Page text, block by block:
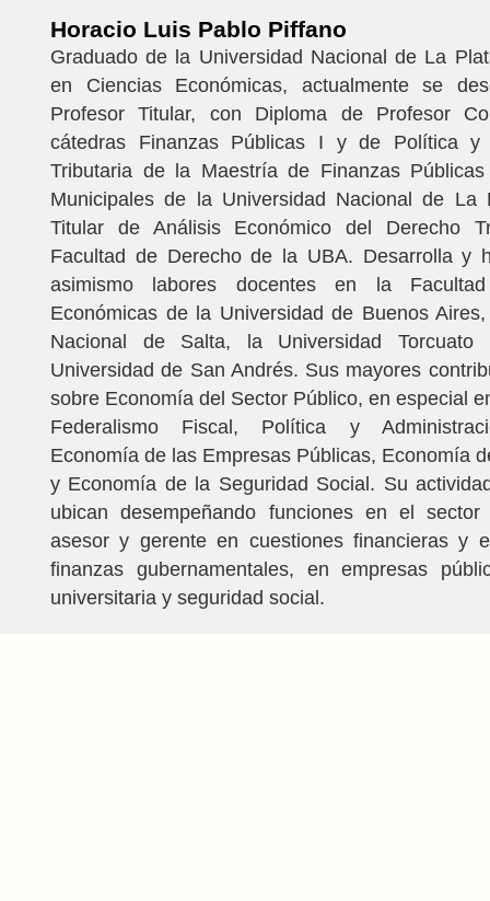
Horacio Luis Pablo Piffano
Graduado de la Universidad Nacional de La
en Ciencias Económicas, actualmente se
Profesor Titular, con Diploma de Profesor
cátedras Finanzas Públicas I y de Política y
Tributaria de la Maestría de Finanzas
Municipales de la Universidad Nacional de La
Titular de Análisis Económico del Derecho
Facultad de Derecho de la UBA. Desarrolla y
asimismo labores docentes en la
Económicas de la Universidad de Buenos
Nacional de Salta, la Universidad
Universidad de San Andrés. Sus mayores
sobre Economía del Sector Público, en especial
Federalismo Fiscal, Política y
Economía de las Empresas Públicas, Economía
y Economía de la Seguridad Social. Su
ubican desempeñando funciones en el sector
asesor y gerente en cuestiones financieras y
finanzas gubernamentales, en empresas
universitaria y seguridad social.